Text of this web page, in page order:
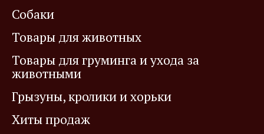
Собаки
Товары для животных
Товары для груминга и ухода за
животными
Грызуны, кролики и хорьки
Хиты продаж